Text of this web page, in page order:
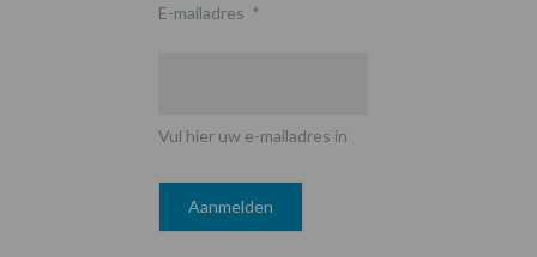
E-mailadres *
Vul hier uw e-mailadres in